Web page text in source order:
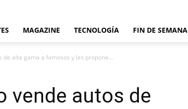
MAGAZINE TECNOLOGÍA FIN DE SEMANA
de alta gama a famosos y les propone...
vende autos de